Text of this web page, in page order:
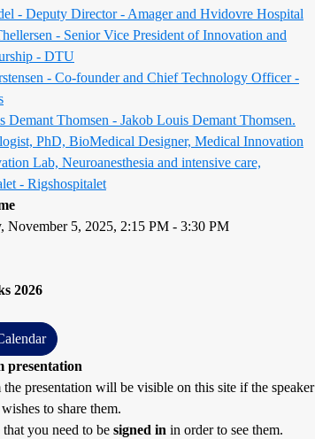
- Deputy Director - Amager and Hvidovre Hospital
- Senior Vice President of Innovation and
- DTU
- Co-founder and Chief Technology Officer -
Demant Thomsen - Jakob Louis Demant Thomsen.
PhD, BioMedical Designer, Medical Innovation
Lab, Neuroanesthesia and intensive care,
- Rigshospitalet
November 5, 2025, 2:15 PM - 3:30 PM
2026
presentation
the presentation will be visible on this site if the speaker
to share them.
that you need to be signed in in order to see them.